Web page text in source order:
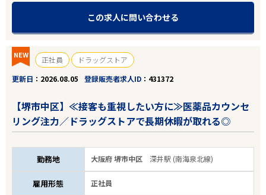
この求人に問い合わせる
NEW 正社員
ドラッグストア
更新日
2026.08.05 登録販売者求人ID 431372
【堺市中区】≪接客も重視したい方に≫医薬品カウンセ
リング注力／ドラッグストアで長期休暇が取れる◎
勤務地 大阪府 堺市中区 深井駅 (南海泉北線)
雇用形態 正社員